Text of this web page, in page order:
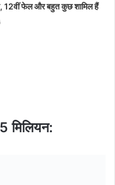
12वीं फेल और बहुत कुछ शामिल हैं
मिलियन: